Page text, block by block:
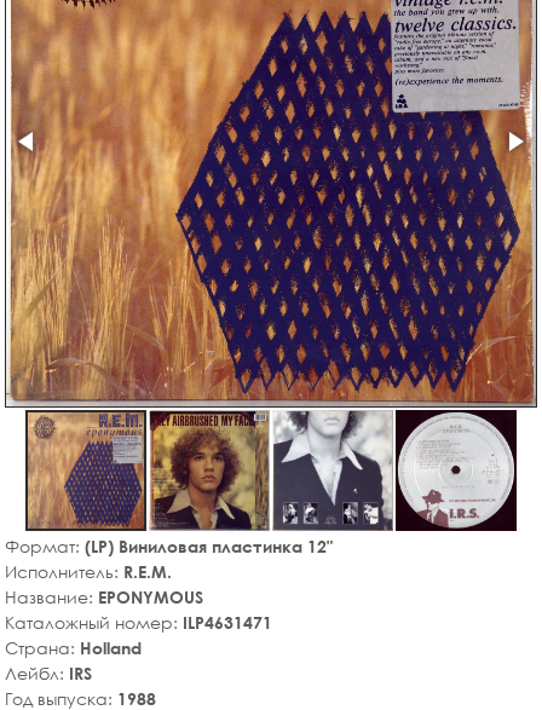
Формат: (LP) Виниловая пластинка 12"
Исполнитель: R.E.M.
Название: EPONYMOUS
Каталожный номер: ILP4631471
Страна: Holland
Лейбл: IRS
Год выпуска: 1988